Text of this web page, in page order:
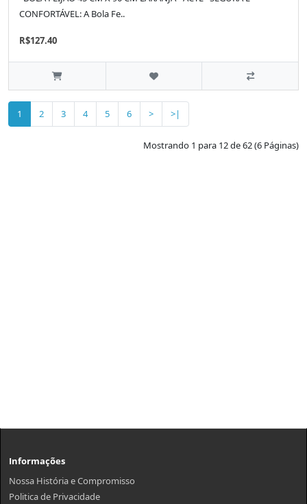
CONFORTÁVEL: A Bola Fe..
R$127.40
1 2 3 4 5 6 > >|
Mostrando 1 para 12 de 62 (6 Páginas)
Informações
Nossa História e Compromisso
Politica de Privacidade